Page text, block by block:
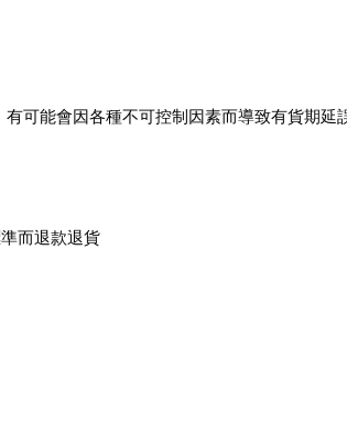
可能會因各種不可控制因素而導致有貨期延
而退款退貨